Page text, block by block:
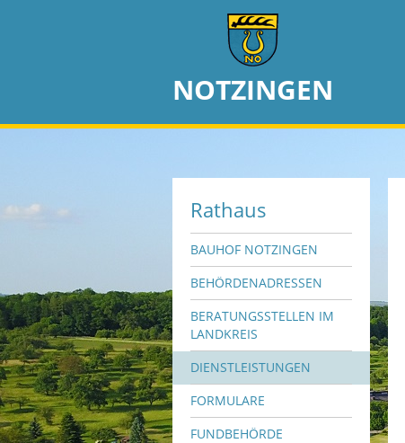
NOTZINGEN
Rathaus
BAUHOF NOTZINGEN
BEHÖRDENADRESSEN
BERATUNGSSTELLEN IM
LANDKREIS
DIENSTLEISTUNGEN
FORMULARE
FUNDBEHÖRDE